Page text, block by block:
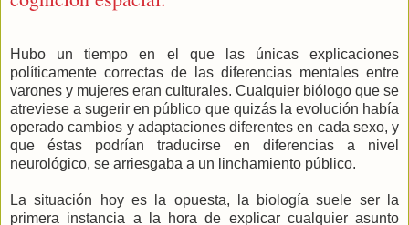
Hubo un tiempo en el que las únicas explicaciones
políticamente correctas de las diferencias mentales entre
varones y mujeres eran culturales. Cualquier biólogo que se
atreviese a sugerir en público que quizás la evolución había
operado cambios y adaptaciones diferentes en cada sexo, y
que éstas podrían traducirse en diferencias a nivel
neurológico, se arriesgaba a un linchamiento público.
La situación hoy es la opuesta, la biología suele ser la
primera instancia a la hora de explicar cualquier asunto